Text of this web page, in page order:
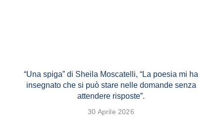
“Una spiga” di Sheila Moscatelli, “La poesia mi ha
insegnato che si può stare nelle domande senza
attendere risposte”.
30 Aprile 2026